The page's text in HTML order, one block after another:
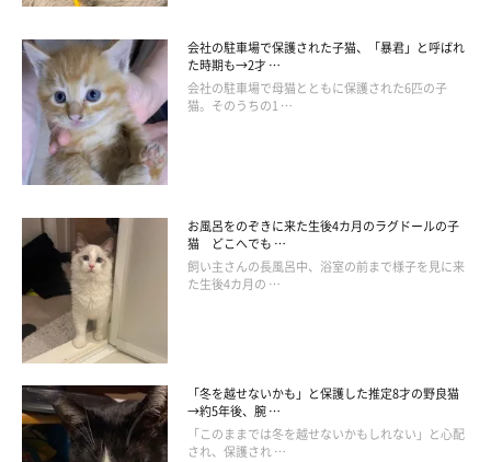
ます。
文／雨宮カイ
会社の駐車場で保護された子猫、「暴君」と呼ばれ
た時期も→2才 …
会社の駐車場で母猫とともに保護された6匹の子
猫。そのうちの1 …
お風呂をのぞきに来た生後4カ月のラグドールの子
猫 どこへでも …
飼い主さんの長風呂中、浴室の前まで様子を見に来
た生後4カ月の …
「冬を越せないかも」と保護した推定8才の野良猫
→約5年後、腕 …
「このままでは冬を越せないかもしれない」と心配
され、保護され …